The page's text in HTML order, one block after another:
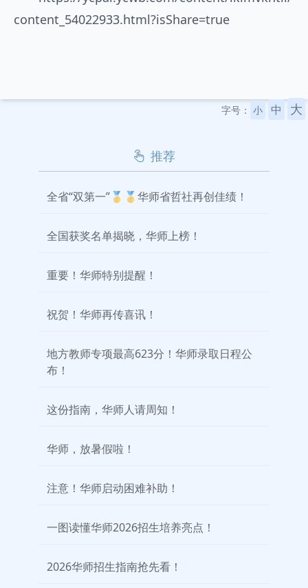
content_54022933.html?isShare=true
字号： 小 中 大
推荐
全省“双第一”🥇🥇华师省哲社再创佳绩！
全国获奖名单揭晓，华师上榜！
重要！华师特别提醒！
祝贺！华师再传喜讯！
地方教师专项最高623分！华师录取日程公
布！
这份指南，华师人请周知！
华师，放暑假啦！
注意！华师启动困难补助！
一图读懂华师2026招生培养亮点！
2026华师招生指南抢先看！